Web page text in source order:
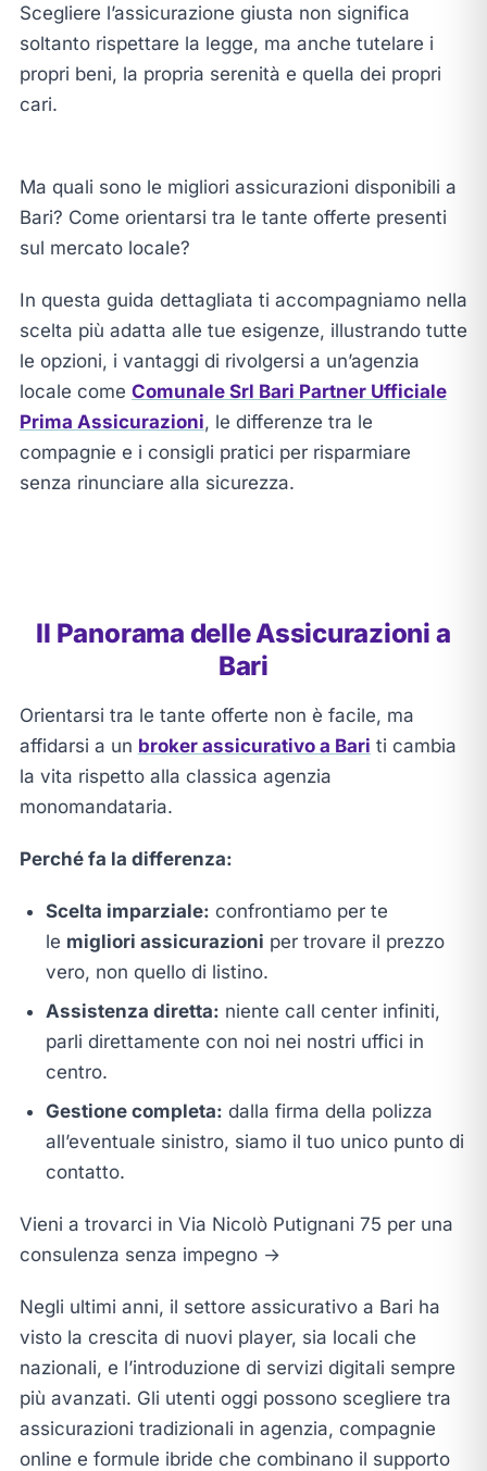
Scegliere l’assicurazione giusta non significa
soltanto rispettare la legge, ma anche tutelare i
propri beni, la propria serenità e quella dei propri
cari.
Ma quali sono le migliori assicurazioni disponibili a
Bari? Come orientarsi tra le tante offerte presenti
sul mercato locale?
In questa guida dettagliata ti accompagniamo nella
scelta più adatta alle tue esigenze, illustrando tutte
le opzioni, i vantaggi di rivolgersi a un’agenzia
locale come Comunale Srl Bari Partner Ufficiale
Prima Assicurazioni, le differenze tra le
compagnie e i consigli pratici per risparmiare
senza rinunciare alla sicurezza.
Il Panorama delle Assicurazioni a
Bari
Orientarsi tra le tante offerte non è facile, ma
affidarsi a un broker assicurativo a Bari ti cambia
la vita rispetto alla classica agenzia
monomandataria.
Perché fa la differenza:
Scelta imparziale: confrontiamo per te
le migliori assicurazioni per trovare il prezzo
vero, non quello di listino.
Assistenza diretta: niente call center infiniti,
parli direttamente con noi nei nostri uffici in
centro.
Gestione completa: dalla firma della polizza
all’eventuale sinistro, siamo il tuo unico punto di
contatto.
Vieni a trovarci in Via Nicolò Putignani 75 per una
consulenza senza impegno →
Negli ultimi anni, il settore assicurativo a Bari ha
visto la crescita di nuovi player, sia locali che
nazionali, e l’introduzione di servizi digitali sempre
più avanzati. Gli utenti oggi possono scegliere tra
assicurazioni tradizionali in agenzia, compagnie
online e formule ibride che combinano il supporto